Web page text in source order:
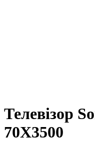
Телевізор
70X3500